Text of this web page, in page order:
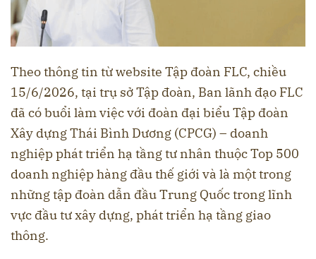
Theo thông tin từ website Tập đoàn FLC, chiều
15/6/2026, tại trụ sở Tập đoàn, Ban lãnh đạo FLC
đã có buổi làm việc với đoàn đại biểu Tập đoàn
Xây dựng Thái Bình Dương (CPCG) – doanh
nghiệp phát triển hạ tầng tư nhân thuộc Top 500
doanh nghiệp hàng đầu thế giới và là một trong
những tập đoàn dẫn đầu Trung Quốc trong lĩnh
vực đầu tư xây dựng, phát triển hạ tầng giao
thông.